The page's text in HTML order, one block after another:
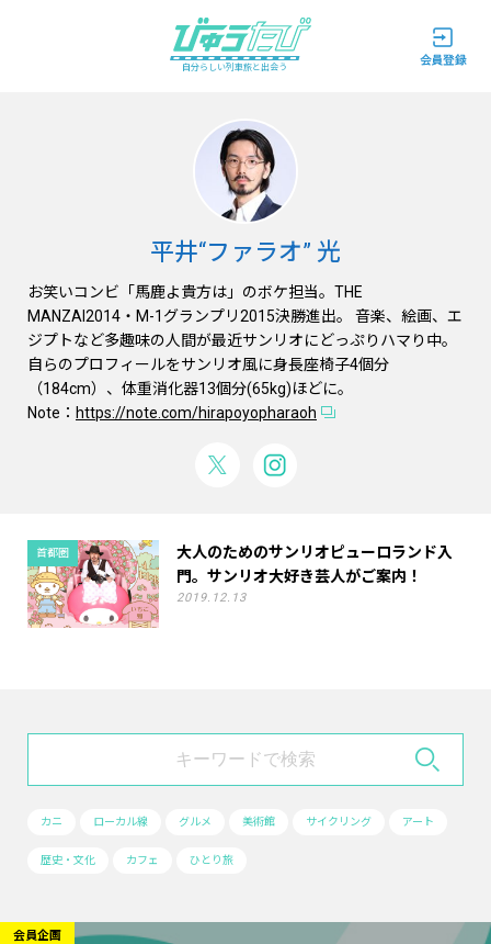
自分らしい列車旅と出会う
平井“ファラオ” 光
お笑いコンビ「馬鹿よ貴方は」のボケ担当。THE
MANZAI2014・M-1グランプリ2015決勝進出。 音楽、絵画、エ
ジプトなど多趣味の人間が最近サンリオにどっぷりハマり中。
自らのプロフィールをサンリオ風に身長座椅子4個分
（184cm）、体重消化器13個分(65kg)ほどに。
Note： https://note.com/hirapoyopharaoh
首都圏
大人のためのサンリオピューロランド入
門。サンリオ大好き芸人がご案内！
2019.12.13
カニ ローカル線 グルメ 美術館 サイクリング アート
歴史・文化 カフェ ひとり旅
会員企画